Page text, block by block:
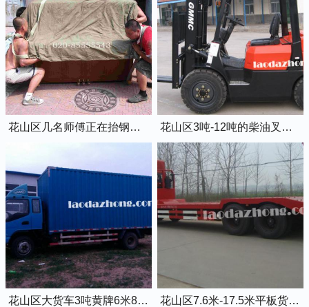
花山区几名师傅正在抬钢琴上楼 花山区3吨-12吨的柴油叉车出租
花山区大货车3吨黄牌6米8的厢式货车 花山区7.6米-17.5米平板货车出租